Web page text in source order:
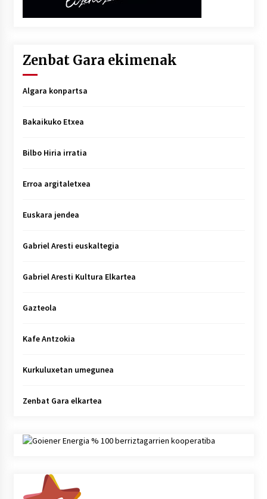
Zenbat Gara ekimenak
Algara konpartsa
Bakaikuko Etxea
Bilbo Hiria irratia
Erroa argitaletxea
Euskara jendea
Gabriel Aresti euskaltegia
Gabriel Aresti Kultura Elkartea
Gazteola
Kafe Antzokia
Kurkuluxetan umegunea
Zenbat Gara elkartea